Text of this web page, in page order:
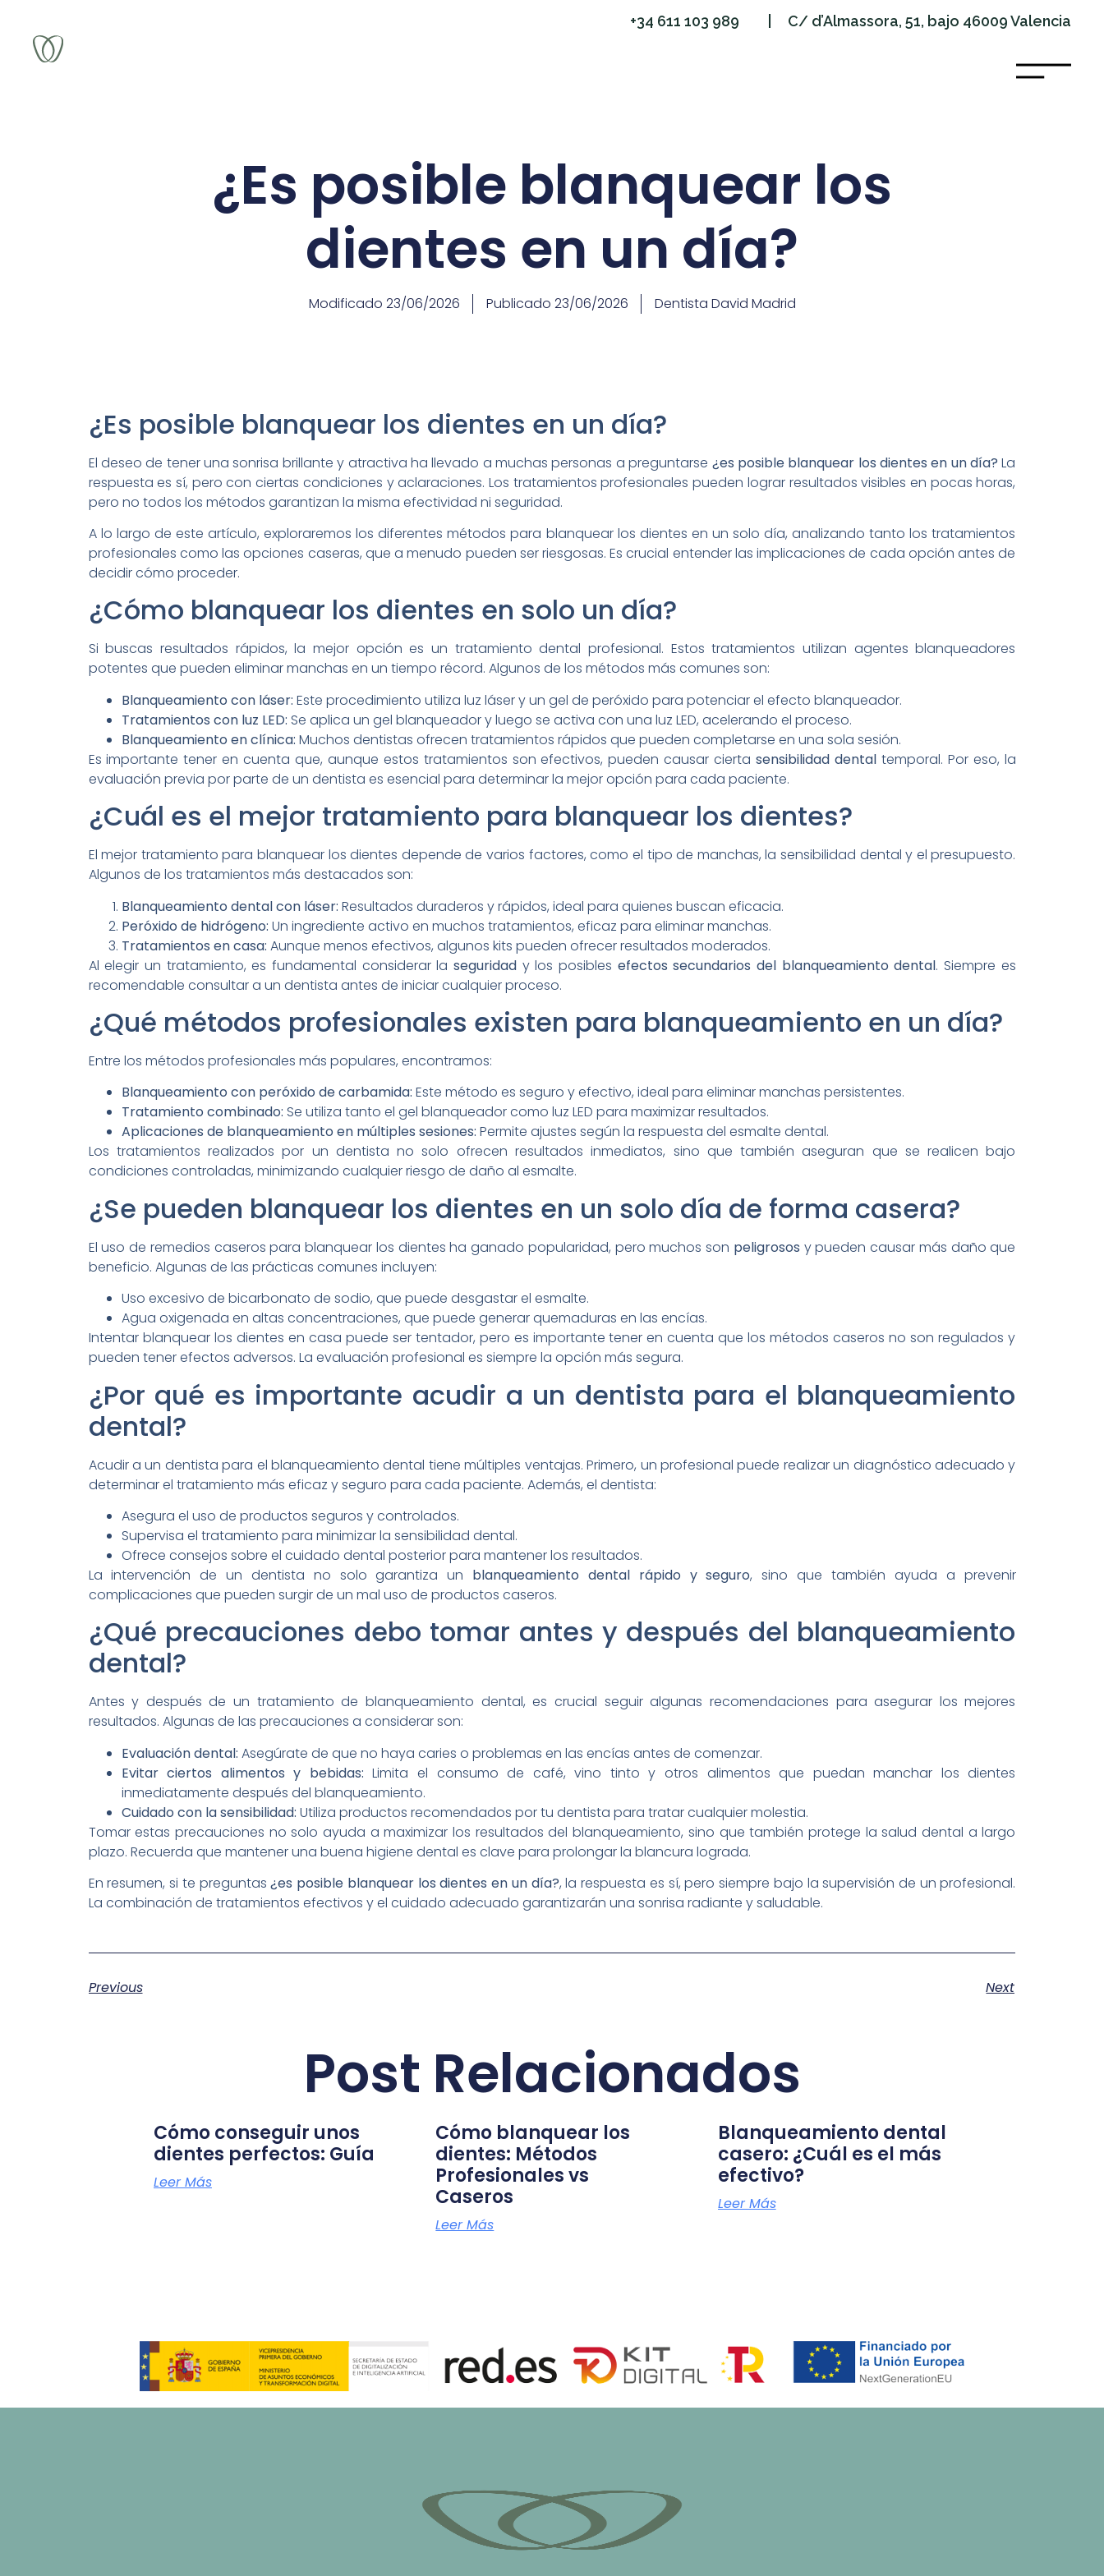
+34 611 103 989 | C/ d’Almassora, 51, bajo 46009 Valencia
¿Es posible blanquear los
dientes en un día?
Modificado 23/06/2026 Publicado 23/06/2026 Dentista David Madrid
¿Es posible blanquear los dientes en un día?
El deseo de tener una sonrisa brillante y atractiva ha llevado a muchas personas a preguntarse ¿es posible blanquear los dientes en un día? La
respuesta es sí, pero con ciertas condiciones y aclaraciones. Los tratamientos profesionales pueden lograr resultados visibles en pocas horas,
pero no todos los métodos garantizan la misma efectividad ni seguridad.
A lo largo de este artículo, exploraremos los diferentes métodos para blanquear los dientes en un solo día, analizando tanto los tratamientos
profesionales como las opciones caseras, que a menudo pueden ser riesgosas. Es crucial entender las implicaciones de cada opción antes de
decidir cómo proceder.
¿Cómo blanquear los dientes en solo un día?
Si buscas resultados rápidos, la mejor opción es un tratamiento dental profesional. Estos tratamientos utilizan agentes blanqueadores
potentes que pueden eliminar manchas en un tiempo récord. Algunos de los métodos más comunes son:
Blanqueamiento con láser: Este procedimiento utiliza luz láser y un gel de peróxido para potenciar el efecto blanqueador.
Tratamientos con luz LED: Se aplica un gel blanqueador y luego se activa con una luz LED, acelerando el proceso.
Blanqueamiento en clínica: Muchos dentistas ofrecen tratamientos rápidos que pueden completarse en una sola sesión.
Es importante tener en cuenta que, aunque estos tratamientos son efectivos, pueden causar ciertasensibilidad dentaltemporal. Por eso, la
evaluación previa por parte de un dentista es esencial para determinar la mejor opción para cada paciente.
¿Cuál es el mejor tratamiento para blanquear los dientes?
El mejor tratamiento para blanquear los dientes depende de varios factores, como el tipo de manchas, la sensibilidad dental y el presupuesto.
Algunos de los tratamientos más destacados son:
Blanqueamiento dental con láser: Resultados duraderos y rápidos, ideal para quienes buscan eficacia.
Peróxido de hidrógeno: Un ingrediente activo en muchos tratamientos, eficaz para eliminar manchas.
Tratamientos en casa: Aunque menos efectivos, algunos kits pueden ofrecer resultados moderados.
Al elegir un tratamiento, es fundamental considerar la seguridady los posibles efectos secundarios del blanqueamiento dental. Siempre es
recomendable consultar a un dentista antes de iniciar cualquier proceso.
¿Qué métodos profesionales existen para blanqueamiento en un día?
Entre los métodos profesionales más populares, encontramos:
Blanqueamiento con peróxido de carbamida: Este método es seguro y efectivo, ideal para eliminar manchas persistentes.
Tratamiento combinado: Se utiliza tanto el gel blanqueador como luz LED para maximizar resultados.
Aplicaciones de blanqueamiento en múltiples sesiones: Permite ajustes según la respuesta del esmalte dental.
Los tratamientos realizados por un dentista no solo ofrecen resultados inmediatos, sino que también aseguran que se realicen bajo
condiciones controladas, minimizando cualquier riesgo de daño al esmalte.
¿Se pueden blanquear los dientes en un solo día de forma casera?
El uso de remedios caseros para blanquear los dientes ha ganado popularidad, pero muchos son peligrosos y pueden causar más daño que
beneficio. Algunas de las prácticas comunes incluyen:
Uso excesivo de bicarbonato de sodio, que puede desgastar el esmalte.
Agua oxigenada en altas concentraciones, que puede generar quemaduras en las encías.
Intentar blanquear los dientes en casa puede ser tentador, pero es importante tener en cuenta que los métodos caseros no son regulados y
pueden tener efectos adversos. La evaluación profesional es siempre la opción más segura.
¿Por qué es importante acudir a un dentista para el blanqueamiento
dental?
Acudir a un dentista para el blanqueamiento dental tiene múltiples ventajas. Primero, un profesional puede realizar un diagnóstico adecuado y
determinar el tratamiento más eficaz y seguro para cada paciente. Además, el dentista:
Asegura el uso de productos seguros y controlados.
Supervisa el tratamiento para minimizar la sensibilidad dental.
Ofrece consejos sobre el cuidado dental posterior para mantener los resultados.
La intervención de un dentista no solo garantiza un blanqueamiento dental rápido y seguro, sino que también ayuda a prevenir
complicaciones que pueden surgir de un mal uso de productos caseros.
¿Qué precauciones debo tomar antes y después del blanqueamiento
dental?
Antes y después de un tratamiento de blanqueamiento dental, es crucial seguir algunas recomendaciones para asegurar los mejores
resultados. Algunas de las precauciones a considerar son:
Evaluación dental: Asegúrate de que no haya caries o problemas en las encías antes de comenzar.
Evitar ciertos alimentos y bebidas: Limita el consumo de café, vino tinto y otros alimentos que puedan manchar los dientes
inmediatamente después del blanqueamiento.
Cuidado con la sensibilidad: Utiliza productos recomendados por tu dentista para tratar cualquier molestia.
Tomar estas precauciones no solo ayuda a maximizar los resultados del blanqueamiento, sino que también protege la salud dental a largo
plazo. Recuerda que mantener una buena higiene dental es clave para prolongar la blancura lograda.
En resumen, si te preguntas¿es posible blanquear los dientes en un día?, la respuesta es sí, pero siempre bajo la supervisión de un profesional.
La combinación de tratamientos efectivos y el cuidado adecuado garantizarán una sonrisa radiante y saludable.
Previous Next
Post Relacionados
Cómo conseguir unos
dientes perfectos: Guía
Leer Más
Cómo blanquear los
dientes: Métodos
Profesionales vs
Caseros
Leer Más
Blanqueamiento dental
casero: ¿Cuál es el más
efectivo?
Leer Más